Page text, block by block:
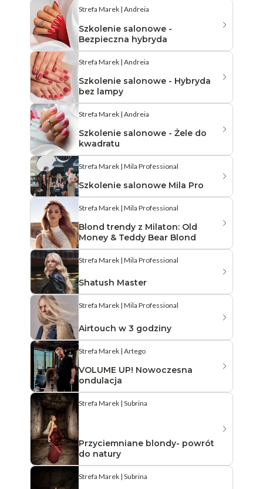
Strefa Marek | Andreia
Szkolenie salonowe -
Bezpieczna hybryda
Strefa Marek | Andreia
Szkolenie salonowe - Hybryda
bez lampy
Strefa Marek | Andreia
Szkolenie salonowe - Żele do
kwadratu
Strefa Marek | Mila Professional
Szkolenie salonowe Mila Pro
Strefa Marek | Mila Professional
Blond trendy z Milaton: Old
Money & Teddy Bear Blond
Strefa Marek | Mila Professional
Shatush Master
Strefa Marek | Mila Professional
Airtouch w 3 godziny
Strefa Marek | Artego
VOLUME UP! Nowoczesna
ondulacja
Strefa Marek | Subrina
Przyciemniane blondy- powrót
do natury
Strefa Marek | Subrina